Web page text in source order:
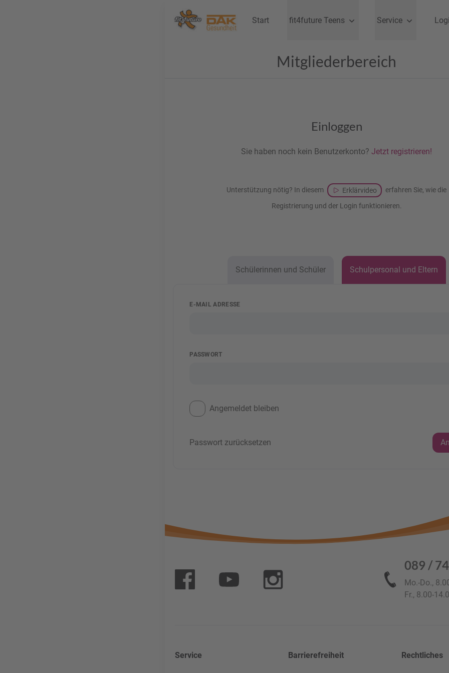
Start fit4future Teens Service
Mitgliederbereich
Einloggen
Sie haben noch kein Benutzerkonto?Jetzt registrieren!
Unterstützung nötig? In diesem Erklärvideo
erfahren Sie, wie die
Registrierung und der Login funktionieren.
Schülerinnen und Schüler Schulpersonal und Eltern
E-MAIL ADRESSE
PASSWORT
Angemeldet bleiben
Passwort zurücksetzen
089 /
Mo.-Do.,
Fr., 8.00-
Service Barrierefreiheit Rechtliches